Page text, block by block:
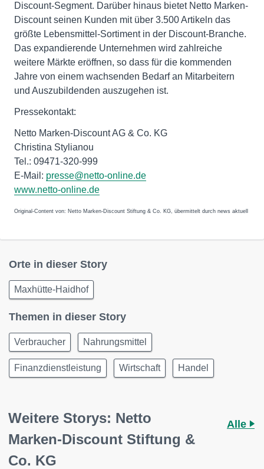
Discount-Segment. Darüber hinaus bietet Netto Marken-
Discount seinen Kunden mit über 3.500 Artikeln das
größte Lebensmittel-Sortiment in der Discount-Branche.
Das expandierende Unternehmen wird zahlreiche
weitere Märkte eröffnen, so dass für die kommenden
Jahre von einem wachsenden Bedarf an Mitarbeitern
und Auszubildenden auszugehen ist.
Pressekontakt:
Netto Marken-Discount AG & Co. KG
Christina Stylianou
Tel.: 09471-320-999
E-Mail: presse@netto-online.de
www.netto-online.de
Original-Content von: Netto Marken-Discount Stiftung & Co. KG, übermittelt durch news aktuell
Orte in dieser Story
Maxhütte-Haidhof
Themen in dieser Story
Verbraucher Nahrungsmittel
Finanzdienstleistung Wirtschaft Handel
Weitere Storys: Netto
Marken-Discount Stiftung &
Co. KG
Alle